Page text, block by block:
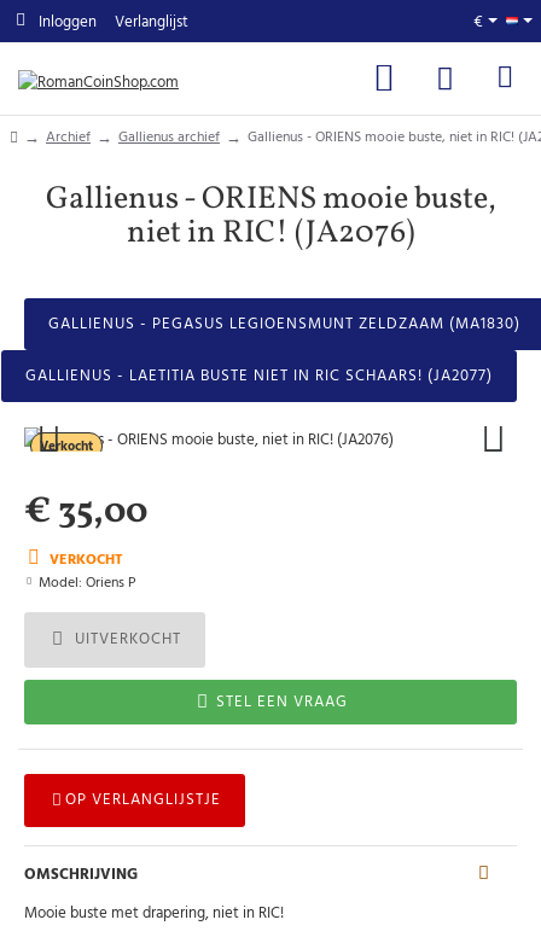
Inloggen Verlanglijst €
homeArchief Gallienus archief Gallienus - ORIENS mooie buste, niet in RIC!
Gallienus - ORIENS mooie buste,
niet in RIC! (JA2076)
GALLIENUS - PEGASUS LEGIOENSMUNT ZELDZAAM (MA1830)
GALLIENUS - LAETITIA BUSTE NIET IN RIC SCHAARS! (JA2077)
Verkocht
VERKOCHT
Model: Oriens P
€ 35,00
UITVERKOCHT
STEL EEN VRAAG
OP VERLANGLIJSTJE
OMSCHRIJVING
Mooie buste met drapering, niet in RIC!